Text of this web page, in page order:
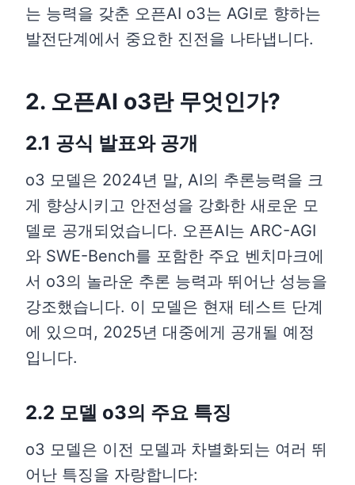
는 능력을 갖춘 오픈AI o3는 AGI로 향하는
발전단계에서 중요한 진전을 나타냅니다.
2. 오픈AI o3란 무엇인가?
2.1 공식 발표와 공개
o3 모델은 2024년 말, AI의 추론능력을 크
게 향상시키고 안전성을 강화한 새로운 모
델로 공개되었습니다. 오픈AI는 ARC-AGI
와 SWE-Bench를 포함한 주요 벤치마크에
서 o3의 놀라운 추론 능력과 뛰어난 성능을
강조했습니다. 이 모델은 현재 테스트 단계
에 있으며, 2025년 대중에게 공개될 예정
입니다.
2.2 모델 o3의 주요 특징
o3 모델은 이전 모델과 차별화되는 여러 뛰
어난 특징을 자랑합니다: